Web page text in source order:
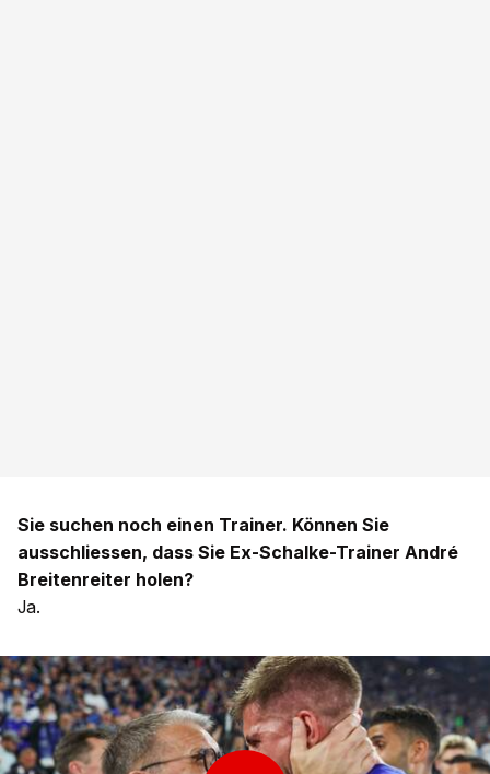
Sie suchen noch einen Trainer. Können Sie
ausschliessen, dass Sie Ex-Schalke-Trainer André
Breitenreiter holen?
Ja.